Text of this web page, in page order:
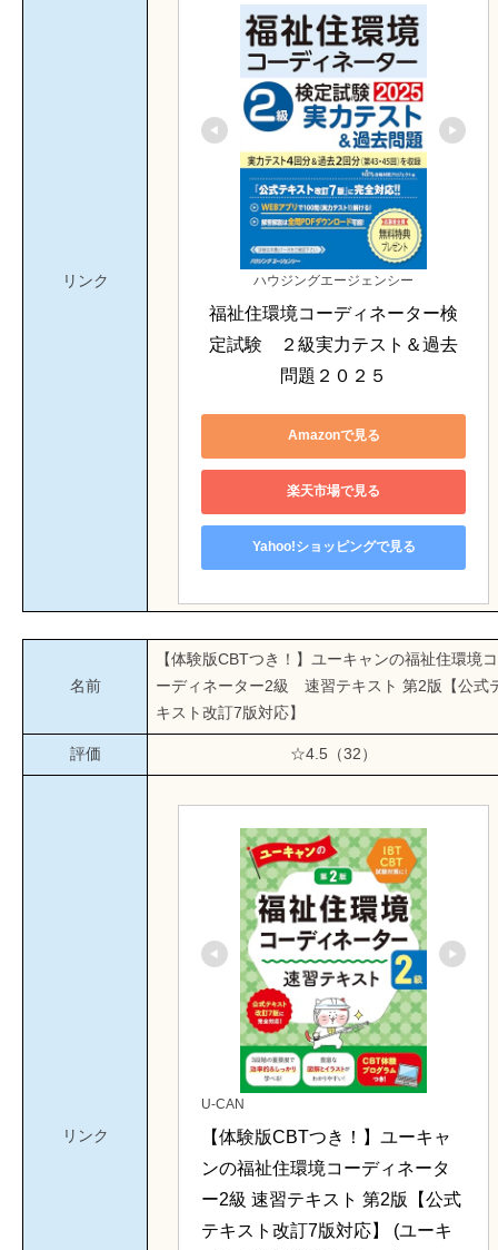
リンク ハウジングエージェンシー
福祉住環境コーディネーター検
定試験　２級実力テスト＆過去
問題２０２５
Amazonで見る
楽天市場で見る
Yahoo!ショッピングで見る
名前
【体験版CBTつき！】ユーキャンの福祉住環境コ
ーディネーター2級 速習テキスト 第2版【公式
キスト改訂7版対応】
評価 ☆4.5（32）
リンク
U-CAN
【体験版CBTつき！】ユーキャ
ンの福祉住環境コーディネータ
ー2級 速習テキスト 第2版【公式
テキスト改訂7版対応】 (ユーキ